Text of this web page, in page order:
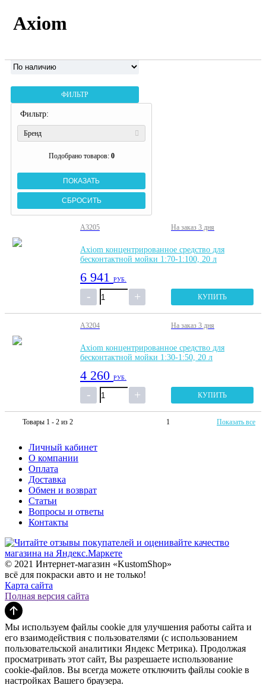
Axiom
ФИЛЬТР
Фильтр:
Бренд
Подобрано товаров: 0
A3205 На заказ 3 дня
Axiom концентрированное средство для
бесконтактной мойки 1:70-1:100, 20 л
6 941 РУБ.
КУПИТЬ
A3204 На заказ 3 дня
Axiom концентрированное средство для
бесконтактной мойки 1:30-1:50, 20 л
4 260 РУБ.
КУПИТЬ
Товары 1 - 2 из 2 1 Показать все
Личный кабинет
О компании
Оплата
Доставка
Обмен и возврат
Статьи
Вопросы и ответы
Контакты
© 2021 Интернет-магазин «KustomShop»
всё для покраски авто и не только!
Карта сайта
Полная версия сайта
Мы используем файлы cookie для улучшения работы сайта и
его взаимодействия с пользователями (с использованием
пользовательской аналитики Яндекс Метрика). Продолжая
просматривать этот сайт, Вы разрешаете использование
cookie-файлов. Вы всегда можете отключить файлы cookie в
настройках Вашего браузера.